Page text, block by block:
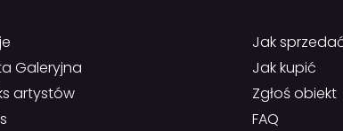
Galeryjna
artystów
Jak
Jak kupić
Zgłoś obiekt
FAQ